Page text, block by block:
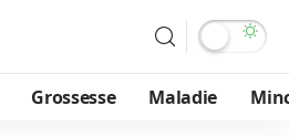
Grossesse Maladie